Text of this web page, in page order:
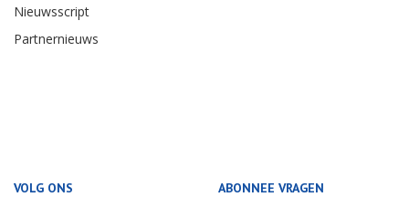
Nieuwsscript
Partnernieuws
VOLG ONS ABONNEE VRAGEN